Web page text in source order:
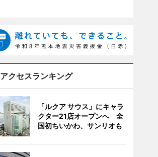
アクセスランキング
「ルクア サウス」にキャラ
クター21店オープンへ 全
国初ちいかわ、サンリオも